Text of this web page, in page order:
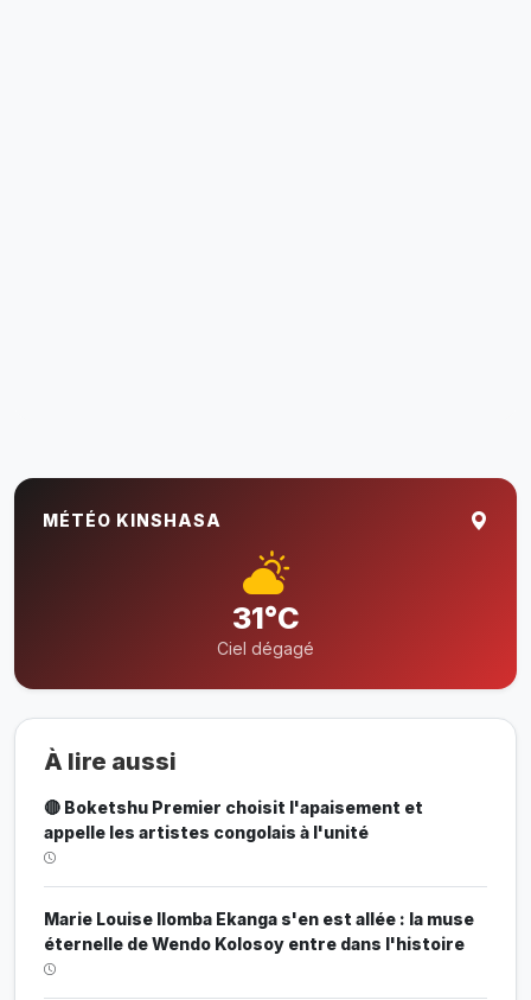
MÉTÉO KINSHASA
31°C
Ciel dégagé
À lire aussi
🔴 Boketshu Premier choisit l'apaisement et
appelle les artistes congolais à l'unité
Marie Louise Ilomba Ekanga s'en est allée : la muse
éternelle de Wendo Kolosoy entre dans l'histoire